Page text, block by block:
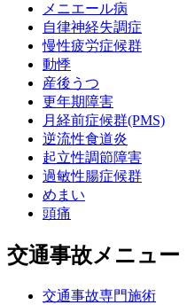
メニエール病
自律神経失調症
慢性疲労症候群
動悸
産後うつ
更年期障害
月経前症候群(PMS)
逆流性食道炎
起立性調節障害
過敏性腸症候群
めまい
頭痛
交通事故メニュー
交通事故専門施術